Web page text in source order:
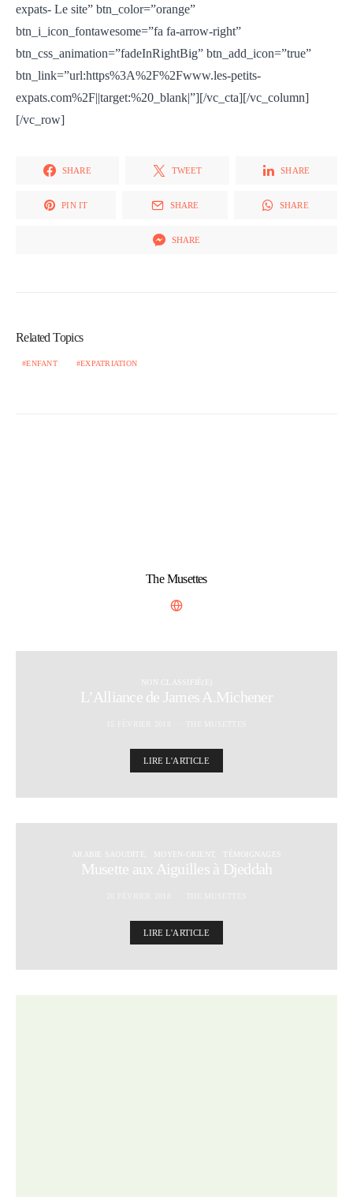
expats- Le site” btn_color=”orange”
btn_i_icon_fontawesome=”fa fa-arrow-right”
btn_css_animation=”fadeInRightBig” btn_add_icon=”true”
btn_link=”url:https%3A%2F%2Fwww.les-petits-
expats.com%2F||target:%20_blank|”][/vc_cta][/vc_column]
[/vc_row]
SHARE TWEET SHARE
PIN IT SHARE SHARE
SHARE
Related Topics
ENFANT EXPATRIATION
The Musettes
NON CLASSIFIÉ(E)
L’Alliance de James A.Michener
LIRE L'ARTICLE
ARABIE SAOUDITE MOYEN-ORIENT TÉMOIGNAGES
Musette aux Aiguilles à Djeddah
LIRE L'ARTICLE